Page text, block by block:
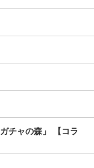
チャの森」 【コラ